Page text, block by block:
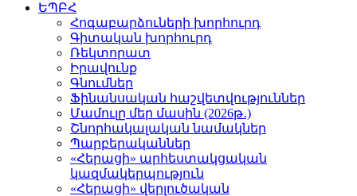
ԵՊԲՀ
Հոգաբարձուների խորհուրդ
Գիտական խորհուրդ
Ռեկտորատ
Իրավունք
Գնումներ
Ֆինանսական հաշվետվություններ
Մամուլը մեր մասին (2026թ․)
Շնորհակալական նամակներ
Պարբերականներ
«Հերացի» արհեստակցական
կազմակերպություն
«Հերացի» վերլուծական